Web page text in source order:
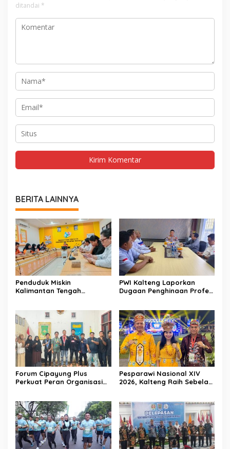
ditandai *
BERITA LAINNYA
Penduduk Miskin
Kalimantan Tengah
PWI Kalteng Laporkan
Dugaan Penghinaan Profesi
Forum Cipayung Plus
Perkuat Peran Organisasi
Mitra Kritis Pemerintah
Pesparawi Nasional XIV
2026, Kalteng Raih Sebelas